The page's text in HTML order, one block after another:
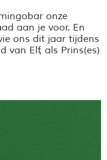
onze
aan je voor. En
ons dit jaar tijdens
van Elf, als Prins(es)